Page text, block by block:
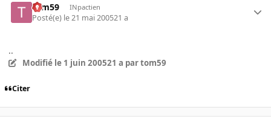
tom59 INpactien
Posté(e) le 21 mai 200521 a
..
Modifié le 1 juin 200521 a par tom59
Citer